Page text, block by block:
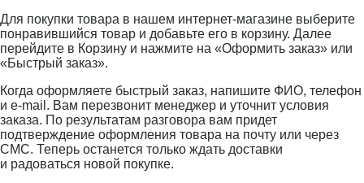
Для покупки товара в нашем интернет-магазине выберите
понравившийся товар и добавьте его в корзину. Далее
перейдите в Корзину и нажмите на «Оформить заказ» или
«Быстрый заказ».
Когда оформляете быстрый заказ, напишите ФИО, телефон
и e-mail. Вам перезвонит менеджер и уточнит условия
заказа. По результатам разговора вам придет
подтверждение оформления товара на почту или через
СМС. Теперь останется только ждать доставки
и радоваться новой покупке.